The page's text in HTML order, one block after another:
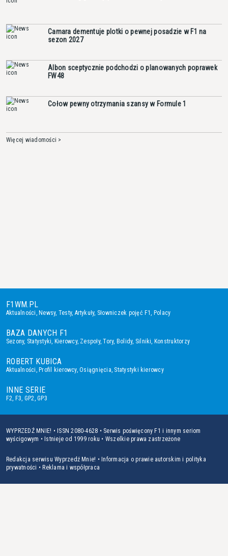
Camara dementuje plotki o pewnej posadzie w F1 na
sezon 2027
Albon sceptycznie podchodzi o planowanych poprawek
FW48
Cołow pewny otrzymania szansy w Formule 1
Więcej wiadomości >
F1WM.PL
Aktualności, Newsy, Testy, Artykuły, Słowniczek pojęć F1, Polacy
BAZA DANYCH F1
Sezony, Statystyki, Kierowcy, Zespoły,Tory, Bolidy, Silniki, Konstruktorzy
ROBERT KUBICA
Aktualności, Profil kierowcy,Osiągnięcia, Statystyki kierowcy
INNE SERIE
F2, F3, GP2,GP3
WYPRZEDŹ MNIE! • ISSN 2080-4628 • Serwis poświęcony F1 i innym seriom
wyścigowym • Istnieje od 1999 roku • Wszelkie prawa zastrzeżone
Redakcja serwisu Wyprzedź Mnie! • Informacja o prawie autorskim i polityka
prywatności • Reklama i współpraca